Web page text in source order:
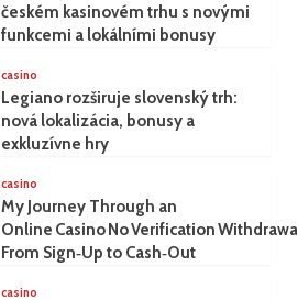
českém kasinovém trhu s novými
funkcemi a lokálními bonusy
casino
Legiano rozširuje slovenský trh:
nová lokalizácia, bonusy a
exkluzívne hry
casino
My Journey Through an
Online Casino No Verification
From Sign‑Up to Cash‑Out
casino